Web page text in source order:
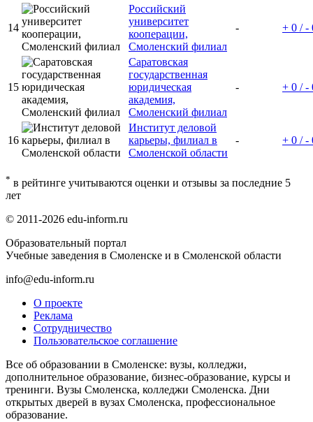
14
Российский
университет
кооперации,
Смоленский филиал
- + 0 / -
15
Саратовская
государственная
юридическая
академия,
Смоленский филиал
- + 0 / -
16
Институт деловой
карьеры, филиал в
Смоленской области
- + 0 / -
* в рейтинге учитываются оценки и отзывы за последние 5
лет
© 2011-2026 edu-inform.ru
Образовательный портал
Учебные заведения в Смоленске и в Смоленской области
info@edu-inform.ru
О проекте
Реклама
Сотрудничество
Пользовательское соглашение
Все об образовании в Смоленске: вузы, колледжи,
дополнительное образование, бизнес-образование, курсы и
тренинги. Вузы Смоленска, колледжи Смоленска. Дни
открытых дверей в вузах Смоленска, профессиональное
образование.